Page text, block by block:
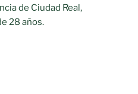
de Ciudad Real,
28 años.